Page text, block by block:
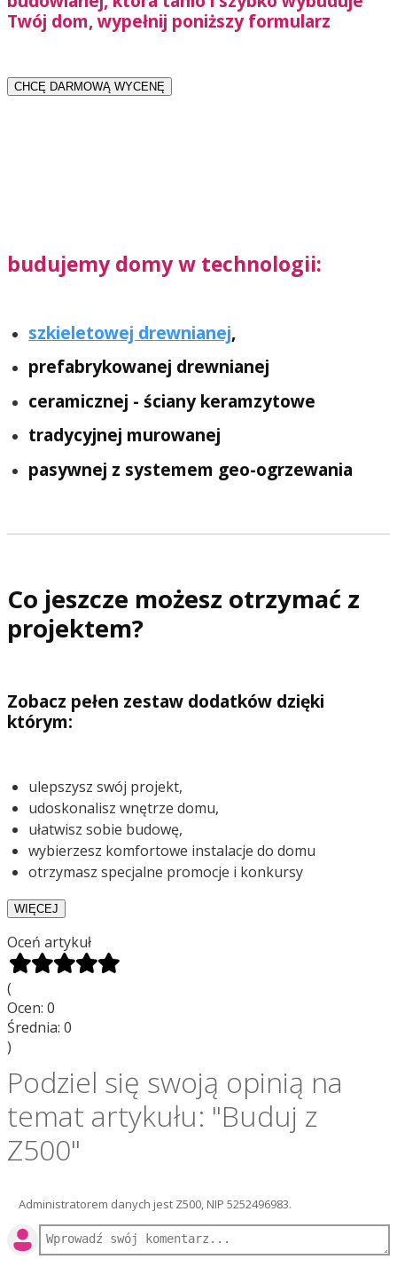
Twój dom, wypełnij poniższy formularz
budujemy domy w technologii:
szkieletowej drewnianej,
prefabrykowanej drewnianej
ceramicznej - ściany keramzytowe
tradycyjnej murowanej
pasywnej z systemem geo-ogrzewania
Co jeszcze możesz otrzymać z
projektem?
Zobacz pełen zestaw dodatków dzięki
którym:
ulepszysz swój projekt,
udoskonalisz wnętrze domu,
ułatwisz sobie budowę,
wybierzesz komfortowe instalacje do domu
otrzymasz specjalne promocje i konkursy
Oceń artykuł
(
Ocen: 0
Średnia: 0
)
Podziel się swoją opinią na
temat artykułu: "Buduj z
Z500"
Administratorem danych jest Z500, NIP 5252496983.